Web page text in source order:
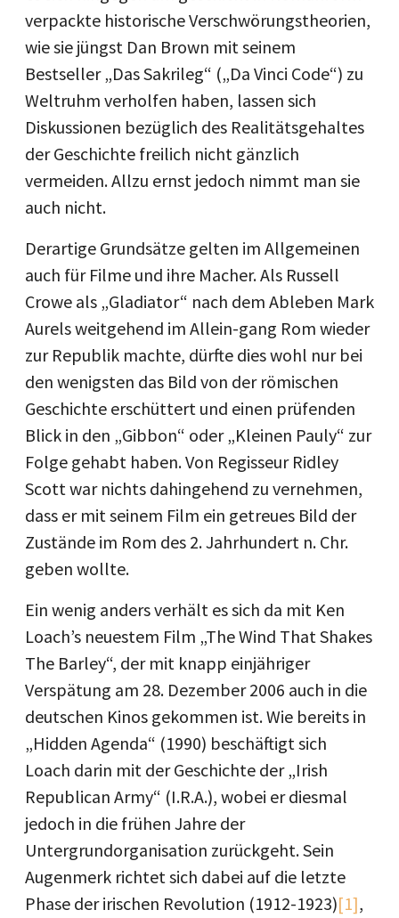
verpackte historische Verschwörungstheorien,
wie sie jüngst Dan Brown mit seinem
Bestseller „Das Sakrileg“ („Da Vinci Code“) zu
Weltruhm verholfen haben, lassen sich
Diskussionen bezüglich des Realitätsgehaltes
der Geschichte freilich nicht gänzlich
vermeiden. Allzu ernst jedoch nimmt man sie
auch nicht.
Derartige Grundsätze gelten im Allgemeinen
auch für Filme und ihre Macher. Als Russell
Crowe als „Gladiator“ nach dem Ableben Mark
Aurels weitgehend im Allein-gang Rom wieder
zur Republik machte, dürfte dies wohl nur bei
den wenigsten das Bild von der römischen
Geschichte erschüttert und einen prüfenden
Blick in den „Gibbon“ oder „Kleinen Pauly“ zur
Folge gehabt haben. Von Regisseur Ridley
Scott war nichts dahingehend zu vernehmen,
dass er mit seinem Film ein getreues Bild der
Zustände im Rom des 2. Jahrhundert n. Chr.
geben wollte.
Ein wenig anders verhält es sich da mit Ken
Loach’s neuestem Film „The Wind That Shakes
The Barley“, der mit knapp einjähriger
Verspätung am 28. Dezember 2006 auch in die
deutschen Kinos gekommen ist. Wie bereits in
„Hidden Agenda“ (1990) beschäftigt sich
Loach darin mit der Geschichte der „Irish
Republican Army“ (I.R.A.), wobei er diesmal
jedoch in die frühen Jahre der
Untergrundorganisation zurückgeht. Sein
Augenmerk richtet sich dabei auf die letzte
Phase der irischen Revolution (1912-1923)[1],